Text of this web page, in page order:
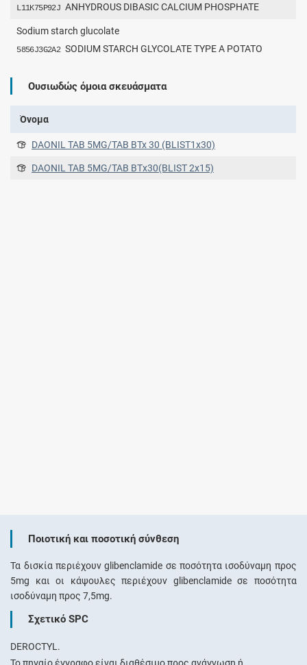
L11K75P92J ANHYDROUS DIBASIC CALCIUM PHOSPHATE
Sodium starch glucolate
5856J3G2A2 SODIUM STARCH GLYCOLATE TYPE A POTATO
Ουσιωδώς όμοια σκευάσματα
Όνομα
DAONIL TAB 5MG/TAB BTx 30 (BLIST1x30)
DAONIL TAB 5MG/TAB ΒΤx30(BLIST 2x15)
Ποιοτική και ποσοτική σύνθεση
Τα δισκία περιέχουν glibenclamide σε ποσότητα ισοδύναμη προς
5mg και οι κάψουλες περιέχουν glibenclamide σε ποσότητα
ισοδύναμη προς 7,5mg.
Σχετικό SPC
DEROCTYL.